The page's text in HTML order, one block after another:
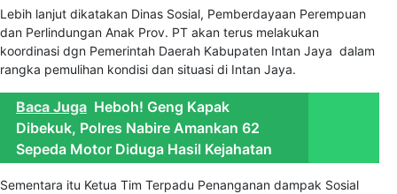
Lebih lanjut dikatakan Dinas Sosial, Pemberdayaan Perempuan
dan Perlindungan Anak Prov. PT akan terus melakukan
koordinasi dgn Pemerintah Daerah Kabupaten Intan Jaya dalam
rangka pemulihan kondisi dan situasi di Intan Jaya.
Baca Juga Heboh! Geng Kapak
Dibekuk, Polres Nabire Amankan 62
Sepeda Motor Diduga Hasil Kejahatan
Sementara itu Ketua Tim Terpadu Penanganan dampak Sosial